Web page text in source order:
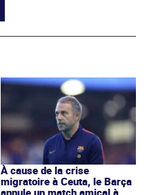
À cause de la crise
migratoire à Ceuta, le Barça